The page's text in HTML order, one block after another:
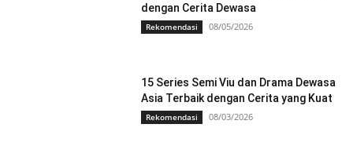
dengan Cerita Dewasa
Rekomendasi 08/05/2026
15 Series Semi Viu dan Drama Dewasa
Asia Terbaik dengan Cerita yang Kuat
Rekomendasi 08/03/2026